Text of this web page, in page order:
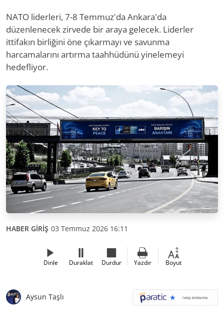
NATO liderleri, 7-8 Temmuz'da Ankara'da
düzenlenecek zirvede bir araya gelecek. Liderler
ittifakın birliğini öne çıkarmayı ve savunma
harcamalarını artırma taahhüdünü yinelemeyi
hedefliyor.
HABER GİRİŞ 03 Temmuz 2026 16:11
Dinle Duraklat Durdur Yazdır Boyut
Aysun Taşlı